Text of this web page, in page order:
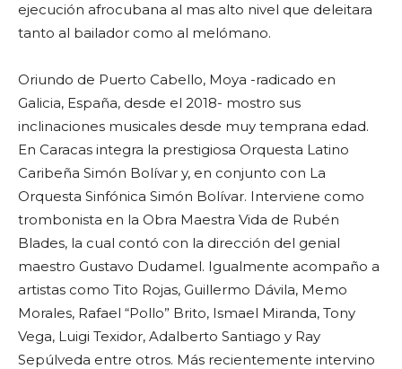
ejecución afrocubana al mas alto nivel que deleitara
tanto al bailador como al melómano.
Oriundo de Puerto Cabello, Moya -radicado en
Galicia, España, desde el 2018- mostro sus
inclinaciones musicales desde muy temprana edad.
En Caracas integra la prestigiosa Orquesta Latino
Caribeña Simón Bolívar y, en conjunto con La
Orquesta Sinfónica Simón Bolívar. Interviene como
trombonista en la Obra Maestra Vida de Rubén
Blades, la cual contó con la dirección del genial
maestro Gustavo Dudamel. Igualmente acompaño a
artistas como Tito Rojas, Guillermo Dávila, Memo
Morales, Rafael “Pollo” Brito, Ismael Miranda, Tony
Vega, Luigi Texidor, Adalberto Santiago y Ray
Sepúlveda entre otros. Más recientemente intervino